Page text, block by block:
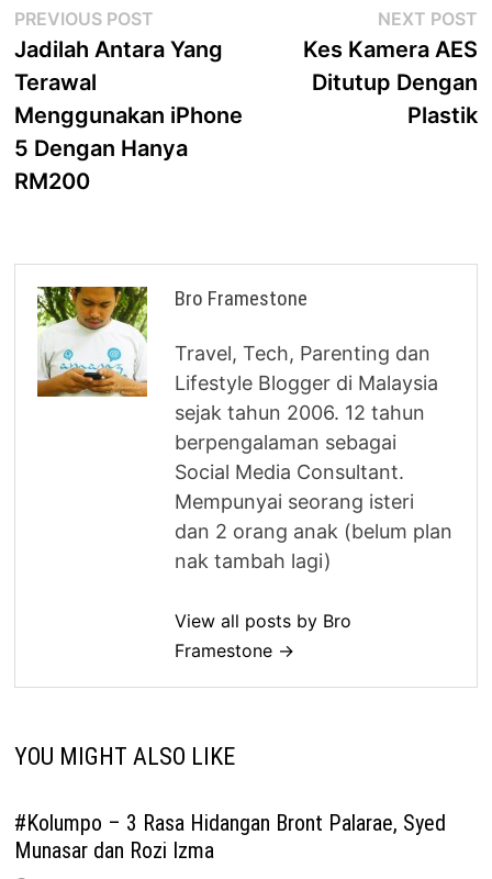
Post
navigation
PREVIOUS POST
post:
Jadilah Antara Yang
Terawal
Menggunakan iPhone
5 Dengan Hanya
RM200
NEXT POST
Kes Kamera AES
Ditutup Dengan
Plastik
Bro Framestone
Travel, Tech, Parenting dan
Lifestyle Blogger di Malaysia
sejak tahun 2006. 12 tahun
berpengalaman sebagai
Social Media Consultant.
Mempunyai seorang isteri
dan 2 orang anak (belum plan
nak tambah lagi)
View all posts by Bro
Framestone →
YOU MIGHT ALSO LIKE
#Kolumpo – 3 Rasa Hidangan Bront Palarae, Syed
Munasar dan Rozi Izma